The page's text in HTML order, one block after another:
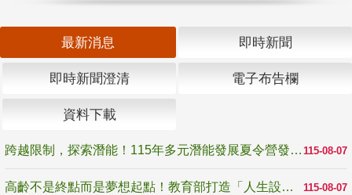
最新消息 即時新聞
即時新聞澄清 電子布告欄
資料下載
115-08-07
跨越限制，探索潛能！115年多元潛能發展夏令營發掘生命無限可能
115-08-07
高齡不是終點而是夢想起點！教育部打造「人生設計夢工場」 參展第3屆高齡健康產業博覽會